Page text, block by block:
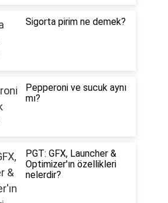
Sigorta pirim ne demek?
Pepperoni ve sucuk aynı
mı?
PGT: GFX, Launcher &
Optimizer'ın özellikleri
nelerdir?